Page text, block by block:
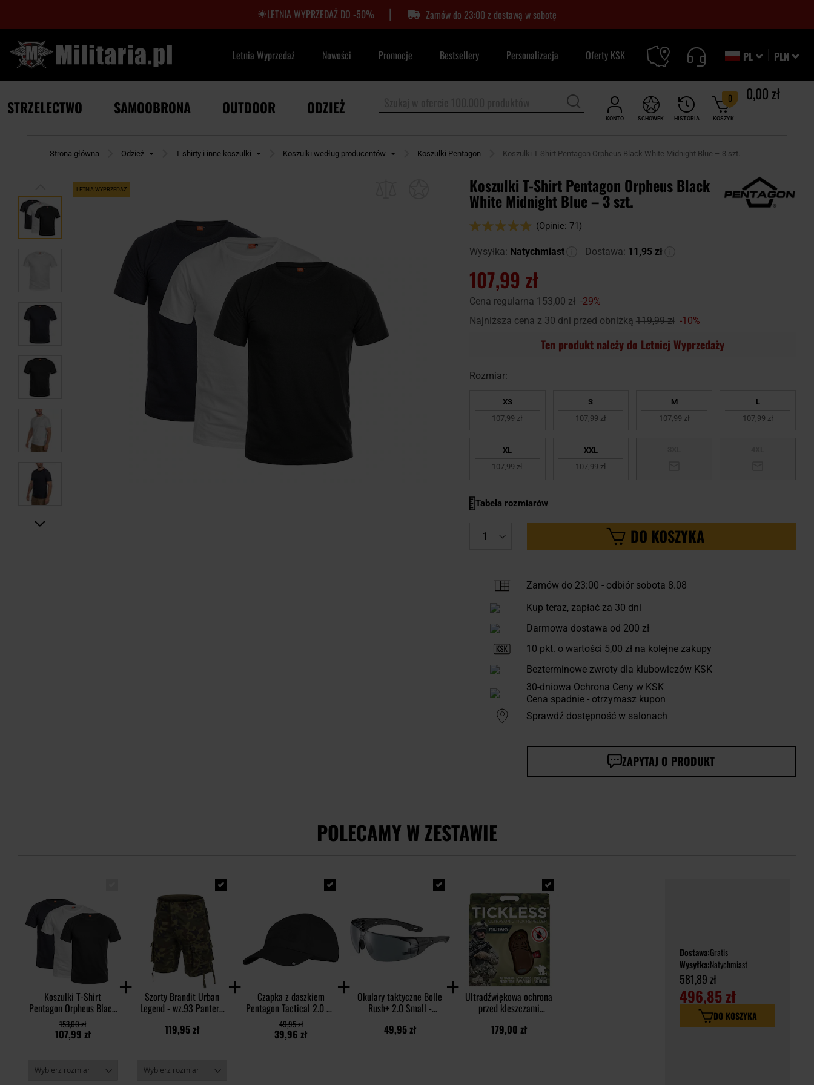
LETNIA WYPRZEDAŻ DO -50% | Zamów do 23:00 z dostawą w sobotę
PLN
PL
Letnia Wyprzedaż Nowości Promocje Bestsellery Personalizacja Oferty KSK
KONTO HISTORIA
SCHOWEK KOSZYK
0 0,00 zł
STRZELECTWO SAMOOBRONA OUTDOOR ODZIEŻ
Strona główna Odzież T-shirty i inne koszulki Koszulki według producentów Koszulki Pentagon Koszulki T-Shirt Pentagon Orpheus Black White Midnight Blue – 3 szt.
LETNIA WYPRZEDAŻ Koszulki T-Shirt Pentagon Orpheus Black
White Midnight Blue – 3 szt.
Ocena:
(Opinie: 71)
Wysyłka: Natychmiast Dostawa: 11,95 zł
107,99 zł
Cena regularna 153,00 zł -29%
Najniższa cena z 30 dni przed obniżką 119,99 zł -10%
Ten produkt należy do Letniej Wyprzedaży
Rozmiar:
XS
107,99 zł
S
107,99 zł
M
107,99 zł
L
107,99 zł
XL
107,99 zł
XXL
107,99 zł
Tabela rozmiarów
DO KOSZYKA
Zamów do 23:00 -odbiór sobota 8.08
Kup teraz, zapłać za 30 dni
Darmowa dostawa od 200 zł
10 pkt. o wartości 5,00 złna kolejne zakupy
Bezterminowe zwroty dla klubowiczów KSK
30-dniowa Ochrona Ceny w KSK
Cena spadnie - otrzymasz kupon
Sprawdź dostępność w salonach
ZAPYTAJ O PRODUKT
POLECAMY W ZESTAWIE
Koszulki T-Shirt
Pentagon Orpheus Black
White Midnight Blue – 3
szt.
107,99 zł
153,00 zł
Szorty Brandit Urban
Legend - wz.93 Pantera
119,95 zł
Czapka z daszkiem
Pentagon Tactical 2.0 BB
Rip-Stop Cap - Black
39,96 zł
49,95 zł
Okulary taktyczne Bolle
Rush+ 2.0 Small -
49,95 zł
Ultradźwiękowa ochrona
przed kleszczami
ludzi - Brown
179,00 zł
Dostawa:Gratis
Wysyłka:Natychmiast
581,89 zł
496,85 zł
DO KOSZYKA